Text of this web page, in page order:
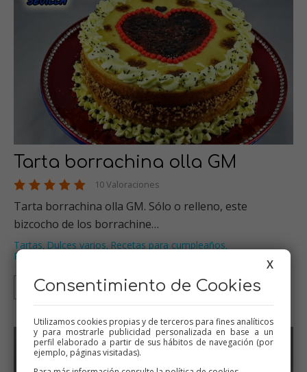
Tarta borrachina olla GM
10 Valoraciones
Tarta borrachina olla GM. Sólo o relleno, este
bizcocho de los borrachine…
Tartas, Dulces varios, Recetas para cumpleaños,
Recetas para olla GM
Olla GM
X
Consentimiento de Cookies
Utilizamos cookies propias y de terceros para fines analíticos
y para mostrarle publicidad personalizada en base a un
perfil elaborado a partir de sus hábitos de navegación (por
ejemplo, páginas visitadas).